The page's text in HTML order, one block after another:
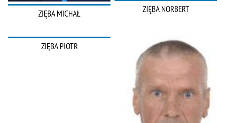
ZIĘBA MICHAŁ ZIĘBA NORBERT
ZIĘBA PIOTR